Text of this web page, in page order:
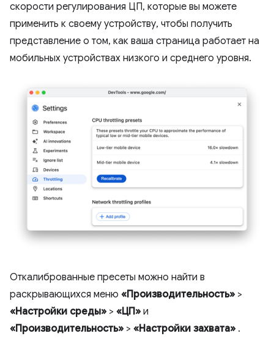
скорости регулирования ЦП, которые вы можете
применить к своему устройству, чтобы получить
представление о том, как ваша страница работает на
мобильных устройствах низкого и среднего уровня.
Откалиброванные пресеты можно найти в
раскрывающихся меню «Производительность» >
«Настройки среды» > «ЦП» и
«Производительность» > «Настройки захвата» .